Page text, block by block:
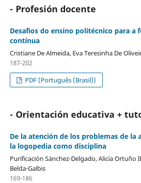
- Profesión docente
Desafios do ensino politécnico para a
contínua
Cristiane De Almeida, Eva Teresinha De
187-202
PDF (Português (Brasil))
- Orientación educativa +
De la atención de los problemas de la
la logopedia como disciplina
Purificación Sánchez-Delgado, Alicia Ortuño
Belda-Galbis
169-186